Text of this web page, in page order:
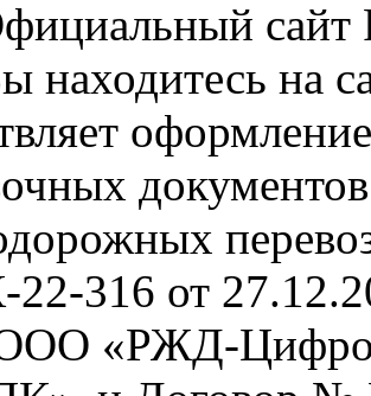
сайт
находитесь на
316 от
«РЖД-